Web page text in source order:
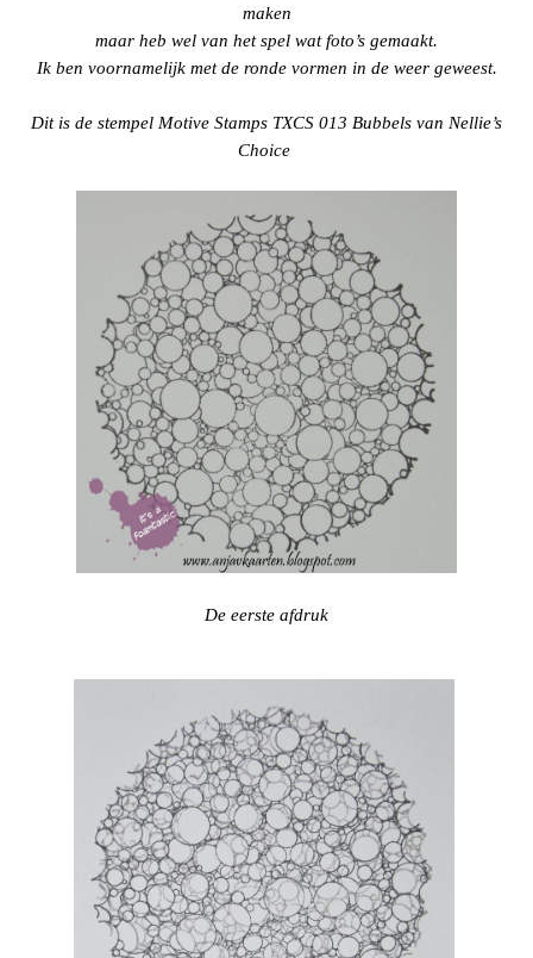
maken
maar heb wel van het spel wat foto’s gemaakt.
Ik ben voornamelijk met de ronde vormen in de weer geweest.
Dit is de stempel Motive Stamps TXCS 013 Bubbels van Nellie’s
Choice
De eerste afdruk